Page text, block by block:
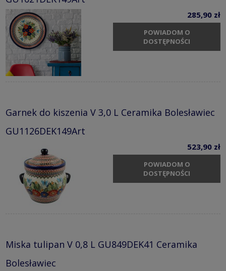
285,90 zł
POWIADOM O
DOSTĘPNOŚCI
Garnek do kiszenia V 3,0 L Ceramika Bolesławiec
GU1126DEK149Art
523,90 zł
POWIADOM O
DOSTĘPNOŚCI
Miska tulipan V 0,8 L GU849DEK41 Ceramika
Bolesławiec